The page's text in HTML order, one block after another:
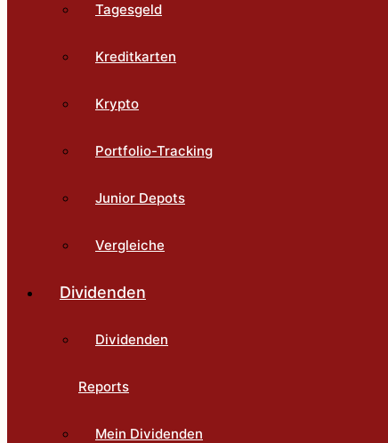
Tagesgeld
Kreditkarten
Krypto
Portfolio-Tracking
Junior Depots
Vergleiche
Dividenden
Dividenden
Reports
Mein Dividenden